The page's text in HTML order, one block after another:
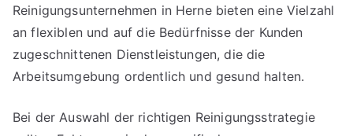
Reinigungsunternehmen in Herne bieten eine Vielzahl
an flexiblen und auf die Bedürfnisse der Kunden
zugeschnittenen Dienstleistungen, die die
Arbeitsumgebung ordentlich und gesund halten.
Bei der Auswahl der richtigen Reinigungsstrategie